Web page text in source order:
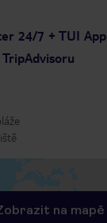
24/7 + TUI App
na mapě